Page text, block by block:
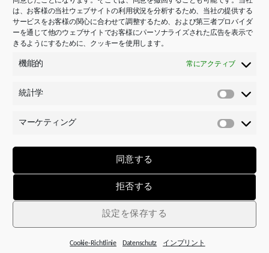
は、お客様の当社ウェブサイトの利用状況を分析するため、当社の提供する
サービスをお客様の関心に合わせて調整するため、および第三者プロバイダ
ーを通じて他のウェブサイトでお客様にパーソナライズされた広告を表示で
きるようにするために、クッキーを使用します。
機能的 常にアクティブ
統計学
学
マーケティング
グ
同意する
拒否する
設定を保存する
Cookie-Richtlinie Datenschutz インプリント
大幅にアップしています。このシリーズは、最大96パーセ
ントの駆動効率で効率クラスIE5を達成しています。
ドライブコントローラに関する試運転
解：
に、当社はSI6シリーズの多軸駆動システムでドライブコン
Romain Forgeron氏は説明します。このドライブコントロー
ラは、特に高効率の多軸アプリケーションに最適です。薄
さがわずか45ミリで、高いダイナミクスを誇るドライブ部
品は、要求度の高い動作時でも目立たずにバックグラウン
ドで頼もしく機能します。
が内蔵されています。SI6シリーズでは、これらの機能はパ